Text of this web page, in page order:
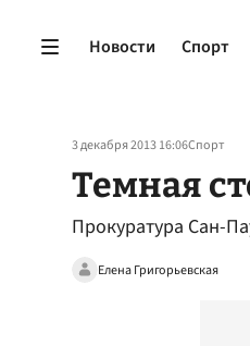
Новости Спорт
3 декабря 2013 16:06Спорт
Темная
Прокуратура Сан-
Елена Григорьевская